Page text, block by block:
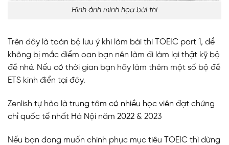
Hình ảnh minh họa bài thi
Trên đây là toàn bộ lưu ý khi làm bài thi TOEIC part 1, để
không bị mắc điểm oan bạn nên làm đi làm lại thật kỹ bộ
đề nhé. Nếu có thời gian bạn hãy làm thêm một số bộ đề
ETS kinh điển tại đây.
Zenlish tự hào là trung tâm có nhiều học viên đạt chứng
chỉ quốc tế nhất Hà Nội năm 2022 & 2023
Nếu bạn đang muốn chinh phục mục tiêu TOEIC thì đừng